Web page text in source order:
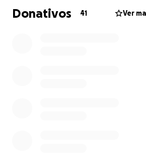
significantly, and his family does
financial means to cover them
Donativos 41 Ver